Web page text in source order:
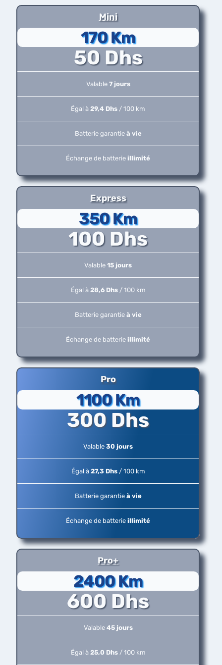
Mini
170 Km
50 Dhs
Valable 7 jours
Égal à 29,4 Dhs / 100 km
Batterie garantie à vie
Échange de batterie illimité
Express
350 Km
100 Dhs
Valable 15 jours
Égal à 28,6 Dhs/ 100 km
Batterie garantie à vie
Échange de batterie illimité
Pro
1100 Km
300 Dhs
Valable 30 jours
Égal à 27,3 Dhs/ 100 km
Batterie garantie à vie
Échange de batterie illimité
Pro+
2400 Km
600 Dhs
Valable 45 jours
Égal à 25,0 Dhs/ 100 km